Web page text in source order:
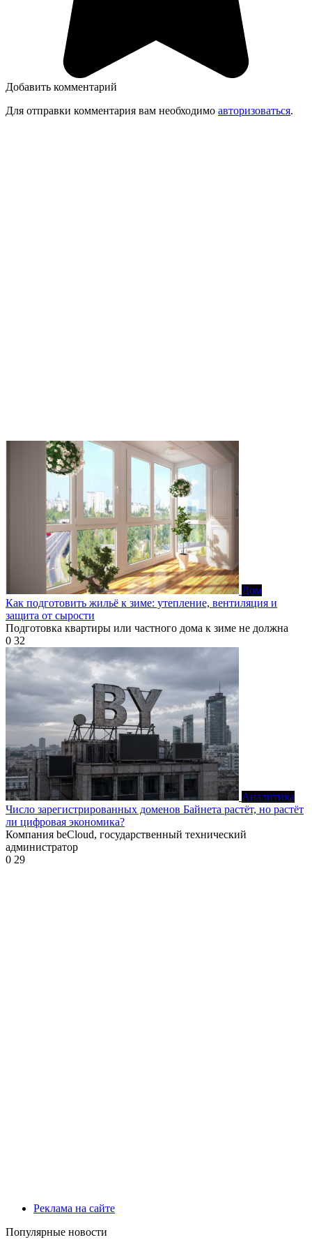
Добавить комментарий
Для отправки комментария вам необходимо авторизоваться.
Дом
Как подготовить жильё к зиме: утепление, вентиляция и
защита от сырости
Подготовка квартиры или частного дома к зиме не должна
0 32
Аналитика
Число зарегистрированных доменов Байнета растёт, но растёт
ли цифровая экономика?
Компания beCloud, государственный технический
администратор
0 29
Реклама на сайте
Популярные новости